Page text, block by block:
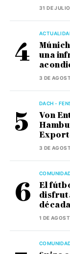
31 DE
una
3 DE
DACH -
Von
3 DE
El
1 DE